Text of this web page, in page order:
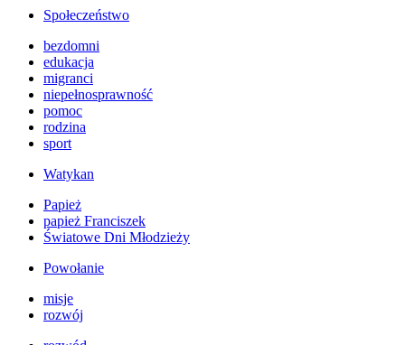
Społeczeństwo
bezdomni
edukacja
migranci
niepełnosprawność
pomoc
rodzina
sport
Watykan
Papież
papież Franciszek
Światowe Dni Młodzieży
Powołanie
misje
rozwój